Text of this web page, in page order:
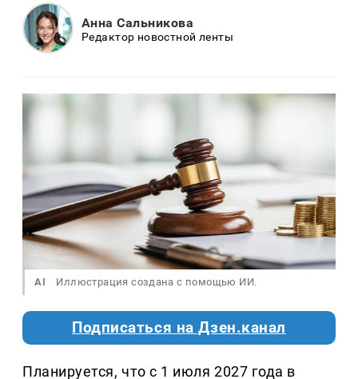
Анна Сальникова
Редактор новостной ленты
AI Иллюстрация создана с помощью ИИ.
Подписаться на Дзен.канал
Планируется, что с 1 июля 2027 года в